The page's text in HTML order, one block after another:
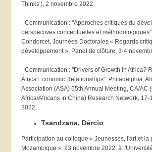
Thinks’), 2 novembre 2022.
- Communication : "Approches critiques du
perspectives conceptuelles et
Condorcet, Journées Doctorales « Regards
développement », Panel de clôture, 3-4
- Communication : "Drivers of Growth in Africa?
Africa Economic Relationships", Philadelphia,
Association (ASA) 65th Annual Meeting, CA/AC
Africa/Africans in China) Research Network, 17-
2022.
Tsandzana, Dércio
Participation au colloque « Jeunesses, l'art et la
Mozambique », 23 novembre 2022. à